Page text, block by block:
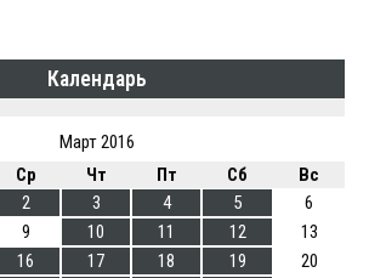
Календарь
Март 2016
Ср Чт Пт Сб
Вс
2 3 4 5
6
9 10 11 12
13
16 17 18 19
20